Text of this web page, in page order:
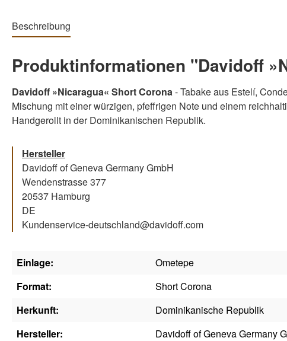
Beschreibung
Produktinformationen "Davidoff
Davidoff »Nicaragua« Short Corona- Tabake aus Estelí,
Mischung mit einer würzigen, pfeffrigen Note und einem
Handgerollt in der Dominikanischen Republik.
Hersteller
Davidoff of Geneva Germany GmbH
Wendenstrasse 377
20537 Hamburg
DE
Kundenservice-deutschland@davidoff.com
Einlage:
Ometepe
Format:
Short Corona
Herkunft:
Dominikanische Republik
Hersteller:
Davidoff of Geneva Germany